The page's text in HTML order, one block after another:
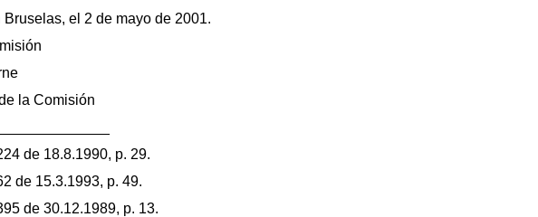
Bruselas, el 2 de mayo de 2001.
la Comisión
de 18.8.1990, p. 29.
de 15.3.1993, p. 49.
de 30.12.1989, p. 13.